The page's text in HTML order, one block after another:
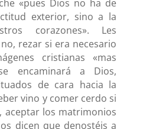
«pues Dios no ha de
exterior, sino a la
corazones». Les
rezar si era necesario
cristianas «mas
encaminará a Dios,
de cara hacia la
vino y comer cerdo si
aceptar los matrimonios
dicen que denostéis a